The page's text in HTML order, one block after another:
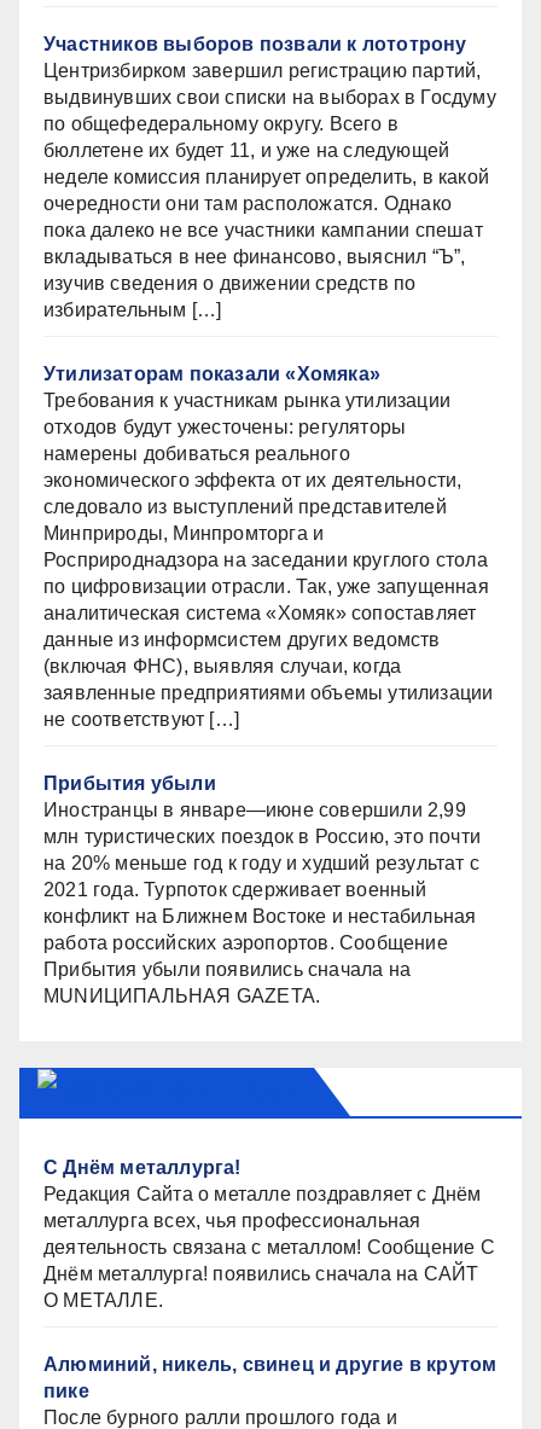
Участников выборов позвали к лототрону
Центризбирком завершил регистрацию партий,
выдвинувших свои списки на выборах в Госдуму
по общефедеральному округу. Всего в
бюллетене их будет 11, и уже на следующей
неделе комиссия планирует определить, в какой
очередности они там расположатся. Однако
пока далеко не все участники кампании спешат
вкладываться в нее финансово, выяснил “Ъ”,
изучив сведения о движении средств по
избирательным […]
Утилизаторам показали «Хомяка»
Требования к участникам рынка утилизации
отходов будут ужесточены: регуляторы
намерены добиваться реального
экономического эффекта от их деятельности,
следовало из выступлений представителей
Минприроды, Минпромторга и
Росприроднадзора на заседании круглого стола
по цифровизации отрасли. Так, уже запущенная
аналитическая система «Хомяк» сопоставляет
данные из информсистем других ведомств
(включая ФНС), выявляя случаи, когда
заявленные предприятиями объемы утилизации
не соответствуют […]
Прибытия убыли
Иностранцы в январе—июне совершили 2,99
млн туристических поездок в Россию, это почти
на 20% меньше год к году и худший результат с
2021 года. Турпоток сдерживает военный
конфликт на Ближнем Востоке и нестабильная
работа российских аэропортов. Сообщение
Прибытия убыли появились сначала на
MUNИЦИПАЛЬНАЯ GAZЕТА.
С Днём металлурга!
Редакция Сайта о металле поздравляет с Днём
металлурга всех, чья профессиональная
деятельность связана с металлом! Сообщение С
Днём металлурга! появились сначала на САЙТ
О МЕТАЛЛЕ.
Алюминий, никель, свинец и другие в крутом
пике
После бурного ралли прошлого года и